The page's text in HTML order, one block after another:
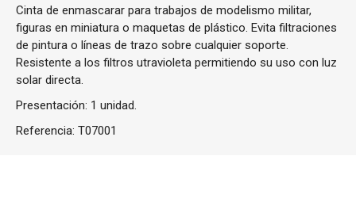
Cinta de enmascarar para trabajos de modelismo militar,
figuras en miniatura o maquetas de plástico. Evita filtraciones
de pintura o líneas de trazo sobre cualquier soporte.
Resistente a los filtros utravioleta permitiendo su uso con luz
solar directa.
Presentación: 1 unidad.
Referencia: T07001